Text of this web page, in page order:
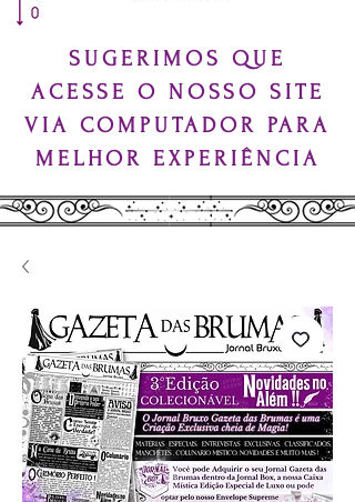
SUGERIMOS QUE
ACESSE O NOSSO SITE
VIA COMPUTADOR PARA
MELHOR EXPERIÊNCIA